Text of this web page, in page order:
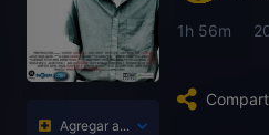
Agregar a...
1h 56m